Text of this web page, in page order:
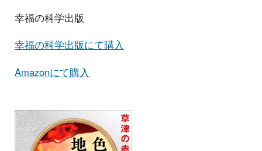
幸福の科学出版
幸福の科学出版にて購入
Amazonにて購入